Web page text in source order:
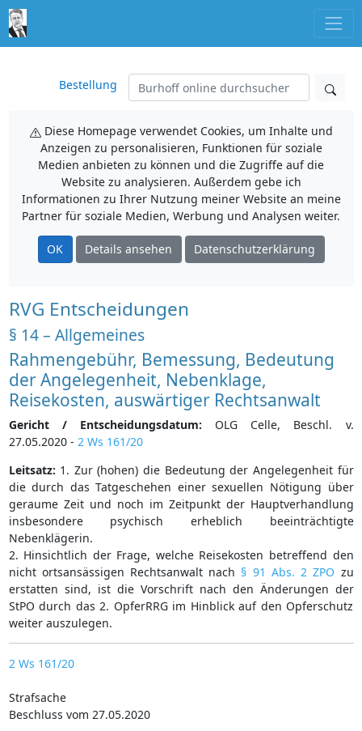
Bestellung
Diese Homepage verwendet Cookies, um Inhalte und
Anzeigen zu personalisieren, Funktionen für soziale
Medien anbieten zu können und die Zugriffe auf die
Website zu analysieren. Außerdem gebe ich
Informationen zu Ihrer Nutzung meiner Website an meine
Partner für soziale Medien, Werbung und Analysen weiter.
OK Details ansehen Datenschutzerklärung
RVG Entscheidungen
§ 14 – Allgemeines
Rahmengebühr, Bemessung, Bedeutung
der Angelegenheit, Nebenklage,
Reisekosten, auswärtiger Rechtsanwalt
Gericht / Entscheidungsdatum: OLG Celle, Beschl. v.
27.05.2020 - 2 Ws 161/20
Leitsatz: 1. Zur (hohen) die Bedeutung der Angelegenheit für
die durch das Tatgeschehen einer sexuellen Nötigung über
geraume Zeit und noch im Zeitpunkt der Hauptverhandlung
insbesondere psychisch erheblich beeinträchtigte
Nebenklägerin.
2. Hinsichtlich der Frage, welche Reisekosten betreffend den
nicht ortsansässigen Rechtsanwalt nach § 91 Abs. 2 ZPO zu
erstatten sind, ist die Vorschrift nach den Änderungen der
StPO durch das 2. OpferRRG im Hinblick auf den Opferschutz
weiter auszulegen.
2 Ws 161/20
Strafsache
Beschluss vom 27.05.2020